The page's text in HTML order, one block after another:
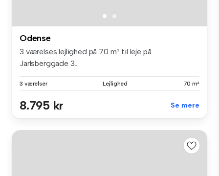
Odense
3 værelses lejlighed på 70 m² til leje på
Jarlsberggade 3...
3 værelser Lejlighed 70 m²
8.795 kr Se mere